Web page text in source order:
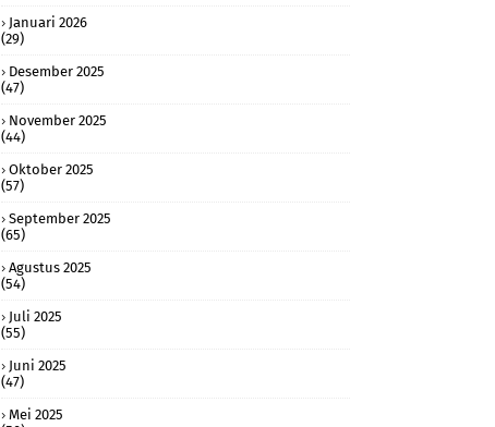
Januari 2026
(29)
Desember 2025
(47)
November 2025
(44)
Oktober 2025
(57)
September 2025
(65)
Agustus 2025
(54)
Juli 2025
(55)
Juni 2025
(47)
Mei 2025